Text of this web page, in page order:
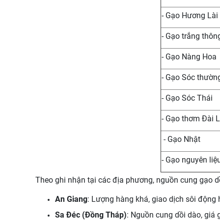
- Gạo Hương Lài
- Gạo trắng
- Gạo Nàng Hoa
- Gạo Sóc
- Gạo Sóc Thái
- Gạo thơm Đài
- Gạo Nhật
- Gạo nguyên
Theo ghi nhận tại các địa phương, nguồn cung gạo
An Giang: Lượng hàng khá, giao dịch sôi động
Sa Đéc (Đồng Tháp): Nguồn cung dồi dào, giá